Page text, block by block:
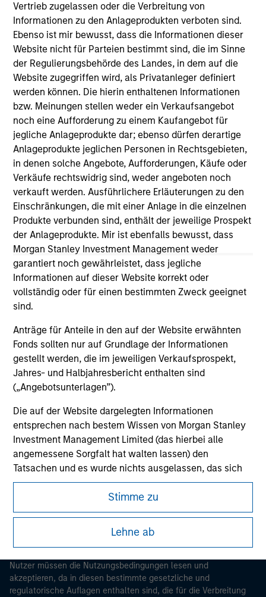
Vertrieb zugelassen oder die Verbreitung von
Informationen zu den Anlageprodukten verboten sind.
Ebenso ist mir bewusst, dass die Informationen dieser
Website nicht für Parteien bestimmt sind, die im Sinne
der Regulierungsbehörde des Landes, in dem auf die
Website zugegriffen wird, als Privatanleger definiert
werden können. Die hierin enthaltenen Informationen
bzw. Meinungen stellen weder ein Verkaufsangebot
noch eine Aufforderung zu einem Kaufangebot für
jegliche Anlageprodukte dar; ebenso dürfen derartige
Anlageprodukte jeglichen Personen in Rechtsgebieten,
in denen solche Angebote, Aufforderungen, Käufe oder
Verkäufe rechtswidrig sind, weder angeboten noch
verkauft werden. Ausführlichere Erläuterungen zu den
Einschränkungen, die mit einer Anlage in die einzelnen
Produkte verbunden sind, enthält der jeweilige Prospekt
der Anlageprodukte. Mir ist ebenfalls bewusst, dass
Morgan Stanley Investment Management weder
garantiert noch gewährleistet, dass jegliche
Informationen auf dieser Website korrekt oder
vollständig oder für einen bestimmten Zweck geeignet
sind.
Anträge für Anteile in den auf der Website erwähnten
Fonds sollten nur auf Grundlage der Informationen
gestellt werden, die im jeweiligen Verkaufsprospekt,
Jahres- und Halbjahresbericht enthalten sind
(„Angebotsunterlagen”).
Die auf der Website dargelegten Informationen
entsprechen nach bestem Wissen von Morgan Stanley
Investment Management Limited (das hierbei alle
angemessene Sorgfalt hat walten lassen) den
Tatsachen und es wurde nichts ausgelassen, das sich
auf die Bedeutung dieser Informationen auswirken
könnte. Morgan Stanley Investment Management und
seine verbundenen Unternehmen haften jedoch weder
für die Richtigkeit dieser Informationen noch für Fehler
oder Auslassungen durch Dritte.
Um die Nutzung von Anlagefonds für Geldwäsche zu
verhindern, gelten für im Finanzsektor tätige Personen
besondere Verpflichtungen. Vor diesem Hintergrund ist
Stimme zu
Lehne ab
As of July 25, 2025. The above is provided for informational
and educational purposes only. There is no guarantee that
the investment mentioned resulted in positive performance
(for realized holdings), or will perform well in the future (for
current holdings). The trademarks and service marks above
are the property of their respective owners. The information
on this website has not been authorized, sponsored, or
otherwise approved by such owners. By clicking on any
links shown here, you agree that you are navigating to a
third party site. We are providing these hyperlinks to you
only as a convenience and the inclusion of any hyperlink is
not and does not imply any endorsement, approval,
investigation, verification or monitoring by us of any
information contained in any hyperlinked site. In no event
shall we be responsible for the information contained on
the site or your use of such site.
Morgan Stanley
Morgan Stanley Careers
Nutzer müssen die Nutzungsbedingungen lesen und
akzeptieren, da in diesen bestimmte gesetzliche und
regulatorische Auflagen enthalten sind, die für die Verbreitung